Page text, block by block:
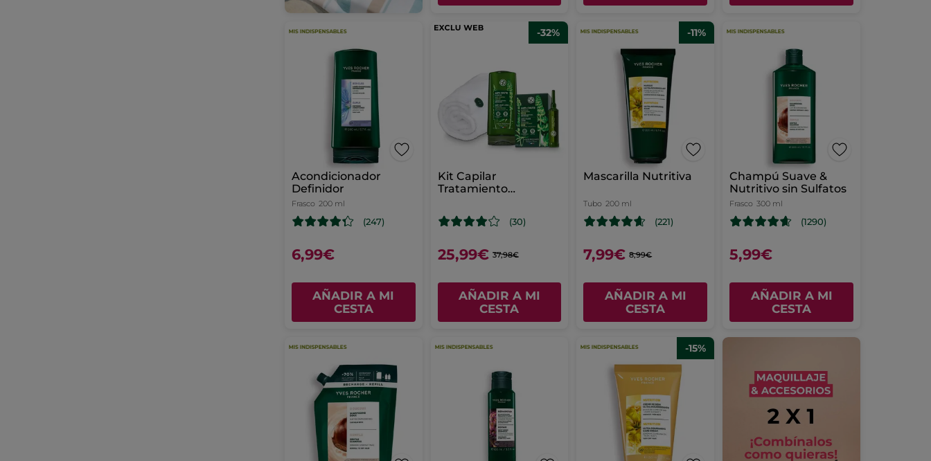
Acondicionador
Definidor
Frasco 200 ml
(247)
6,99€
AÑADIR A MI
CESTA
-32%
Kit Capilar
Tratamiento
(30)
25,99€ 37,98€
AÑADIR A MI
CESTA
-11%
Mascarilla Nutritiva
Tubo 200 ml
(221)
7,99€ 8,99€
AÑADIR A MI
CESTA
Champú Suave &
Nutritivo sin Sulfatos
Frasco 300 ml
(1290)
5,99€
AÑADIR A MI
CESTA
-15%